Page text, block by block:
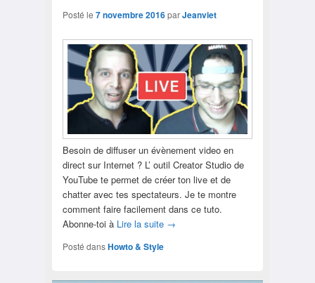
Posté le 7 novembre 2016parJeanviet
Besoin de diffuser un évènement video en
direct sur Internet ? L’ outil Creator Studio de
YouTube te permet de créer ton live et de
chatter avec tes spectateurs. Je te montre
comment faire facilement dans ce tuto.
Abonne-toi à Lire la suite →
Posté dansHowto & Style